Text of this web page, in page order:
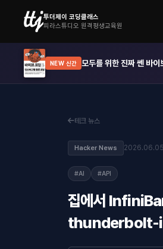
투더제이 코딩클래스
피라스튜디오 원격평생교육원
NEW 신간 모두를 위한 진짜 쎈 바이
테크 뉴스
Hacker News 2026.06.05
#AI #API
집에서
thunderbolt-